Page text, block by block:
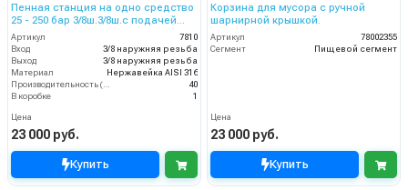
Пенная станция на одно средство
25 - 250 бар 3/8ш.3/8ш.с подачей
воздуха
Артикул
7810
Вход
3/8 наружняя резьба
Выход
3/8 наружняя резьба
Материал
Нержавейка AISI 316
Производительность (л/мин)
40
В коробке
1
Цена
23 000 руб.
Купить
Корзина для мусора с ручной
шарнирной крышкой.
Артикул
78002355
Сегмент
Пищевой сегмент
Цена
23 000 руб.
Купить